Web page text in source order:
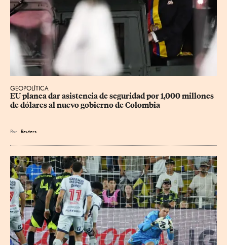
GEOPOLÍTICA
EU planea dar asistencia de seguridad por 1,000 millones
de dólares al nuevo gobierno de Colombia
Por Reuters